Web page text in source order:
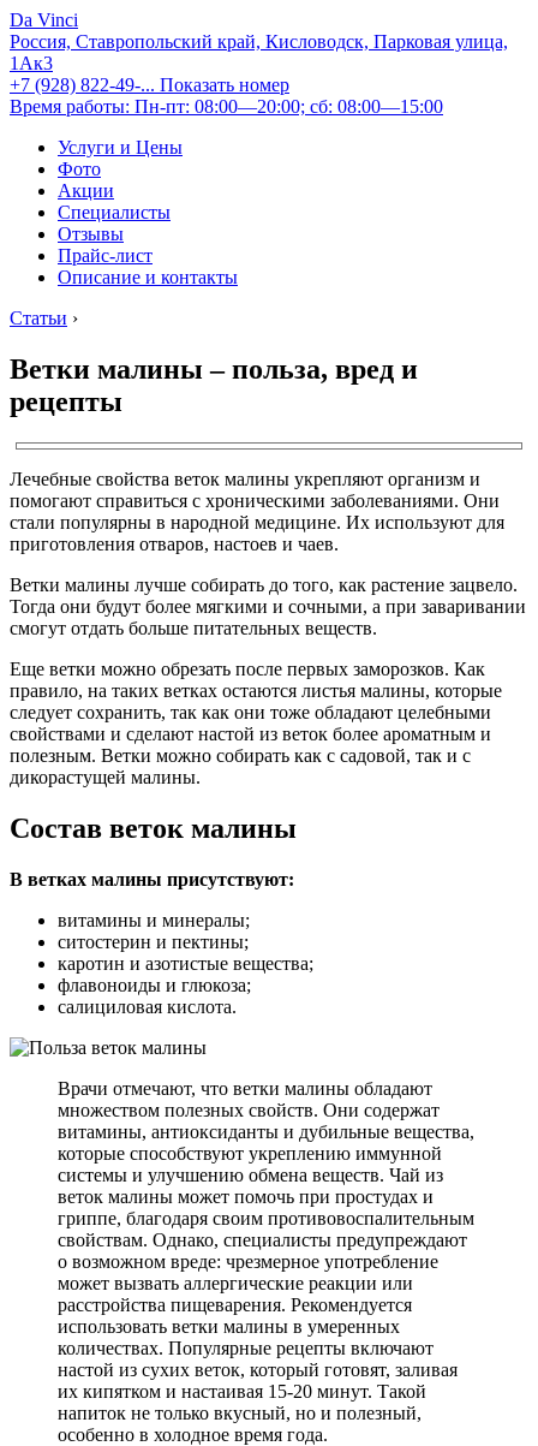
Da Vinci
Россия, Ставропольский край, Кисловодск, Парковая улица,
1Ак3
+7 (928) 822-49-... Показать номер
Время работы: Пн-пт: 08:00—20:00; сб: 08:00—15:00
Услуги и Цены
Фото
Акции
Специалисты
Отзывы
Прайс-лист
Описание и контакты
Статьи ›
Ветки малины – польза, вред и
рецепты
Лечебные свойства веток малины укрепляют организм и
помогают справиться с хроническими заболеваниями. Они
стали популярны в народной медицине. Их используют для
приготовления отваров, настоев и чаев.
Ветки малины лучше собирать до того, как растение зацвело.
Тогда они будут более мягкими и сочными, а при заваривании
смогут отдать больше питательных веществ.
Еще ветки можно обрезать после первых заморозков. Как
правило, на таких ветках остаются листья малины, которые
следует сохранить, так как они тоже обладают целебными
свойствами и сделают настой из веток более ароматным и
полезным. Ветки можно собирать как с садовой, так и с
дикорастущей малины.
Состав веток малины
В ветках малины присутствуют:
витамины и минералы;
ситостерин и пектины;
каротин и азотистые вещества;
флавоноиды и глюкоза;
салициловая кислота.
Врачи отмечают, что ветки малины обладают
множеством полезных свойств. Они содержат
витамины, антиоксиданты и дубильные вещества,
которые способствуют укреплению иммунной
системы и улучшению обмена веществ. Чай из
веток малины может помочь при простудах и
гриппе, благодаря своим противовоспалительным
свойствам. Однако, специалисты предупреждают
о возможном вреде: чрезмерное употребление
может вызвать аллергические реакции или
расстройства пищеварения. Рекомендуется
использовать ветки малины в умеренных
количествах. Популярные рецепты включают
настой из сухих веток, который готовят, заливая
их кипятком и настаивая 15-20 минут. Такой
напиток не только вкусный, но и полезный,
особенно в холодное время года.